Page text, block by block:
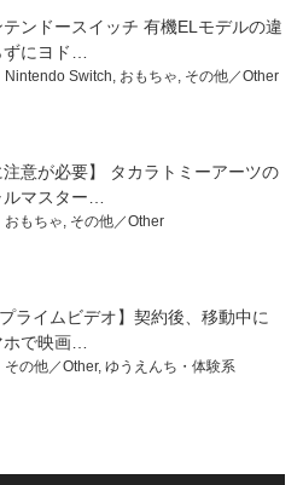
テンドースイッチ 有機ELモデルの違
ずにヨド…
Nintendo Switch, おもちゃ, その他／Other
注意が必要】 タカラトミーアーツの
ルマスター…
おもちゃ, その他／Other
プライムビデオ】契約後、移動中に
ホで映画…
その他／Other, ゆうえんち・体験系